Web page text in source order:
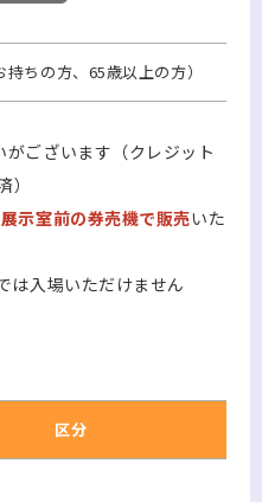
ちの方、65歳以上の方）
ございます（クレジット
示室前の券売機で販売いた
は入場いただけません
区分